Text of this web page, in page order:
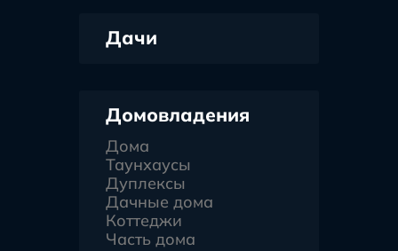
Дачи
Домовладения
Дома
Таунхаусы
Дуплексы
Дачные дома
Коттеджи
Часть дома